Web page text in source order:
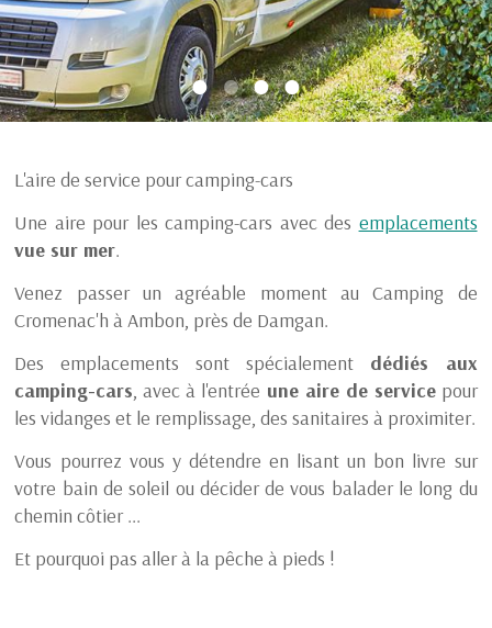
L'aire de service pour camping-cars
Une aire pour les camping-cars avec des emplacements
vue sur mer.
Venez passer un agréable moment au Camping de
Cromenac'h à Ambon, près de Damgan.
Des emplacements sont spécialement dédiés aux
camping-cars, avec à l'entrée une aire de servicepour
les vidanges et le remplissage, des sanitaires à proximiter.
Vous pourrez vous y détendre en lisant un bon livre sur
votre bain de soleil ou décider de vous balader le long du
chemin côtier ...
Et pourquoi pas aller à la pêche à pieds !